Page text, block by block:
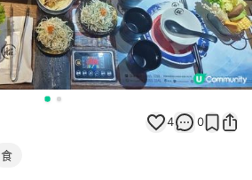
4 0
食